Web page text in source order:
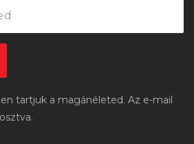
tartjuk a magánéleted. Az e-mail